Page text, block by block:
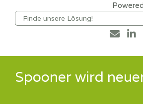
Spooner wird